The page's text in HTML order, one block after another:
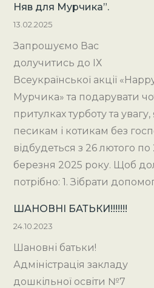
Няв для Мурчика”.
13.02.2025
Запрошуємо Вас
долучитись до ІХ
Всеукраїнської акції
Мурчика» та подарувати
притулках турботу та
песикам і котикам без
відбудеться з 26 лютого по
березня 2025 року. Щоб
потрібно: 1. Зібрати
ШАНОВНІ БАТЬКИ!!!!!!!
24.10.2023
Шановні батьки!
Адміністрація закладу
дошкільної освіти №7